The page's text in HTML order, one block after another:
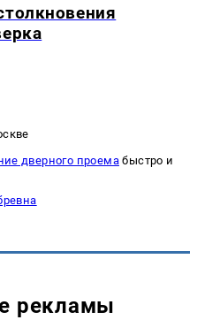
дверного проемабыстро и
рекламы